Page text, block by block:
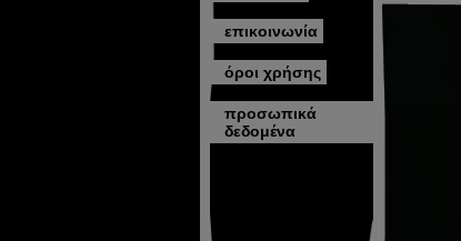
επικοινωνία
όροι χρήσης
προσωπικά
δεδομένα